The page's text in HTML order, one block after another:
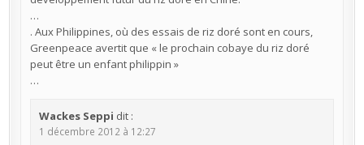
…
. Aux Philippines, où des essais de riz doré sont en cours,
Greenpeace avertit que « le prochain cobaye du riz doré
peut être un enfant philippin »
…
Wackes Seppi dit :
1 décembre 2012 à 12:27